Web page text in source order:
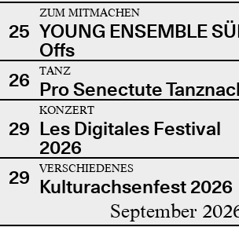
25
ZUM MITMACHEN
YOUNG ENSEMBLE
Offs
26
TANZ
Pro Senectute
29
KONZERT
Les Digitales Festival
2026
29 VERSCHIEDENES
Kulturachsenfest 2026
September